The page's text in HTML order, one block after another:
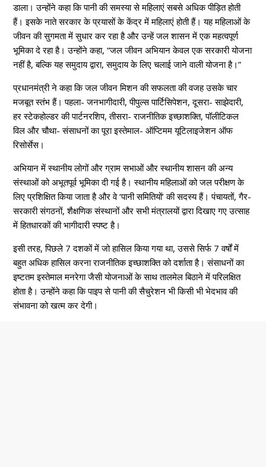
डाला। उन्होंने कहा कि पानी की समस्या से महिलाएं सबसे अधिक पीड़ित होती
हैं। इसके नाते सरकार के प्रयासों के केंद्र में महिलाएं होती हैं। यह महिलाओं के
जीवन की सुगमता में सुधार कर रहा है और उन्हें जल शासन में एक महत्वपूर्ण
भूमिका दे रहा है। उन्होंने कहा, “जल जीवन अभियान केवल एक सरकारी योजना
नहीं है, बल्कि यह समुदाय द्वारा, समुदाय के लिए चलाई जाने वाली योजना है।”
प्रधानमंत्री ने कहा कि जल जीवन मिशन की सफलता की वजह उसके चार
मजबूत स्तंभ हैं। पहला- जनभागीदारी, पीपुल्स पार्टिसिपेशन, दूसरा- साझेदारी,
हर स्टेकहोल्डर की पार्टनरशिप, तीसरा- राजनीतिक इच्छाशक्ति, पॉलीटिकल
विल और चौथा- संसाधनों का पूरा इस्तेमाल- ऑप्टिमम यूटिलाइजेशन ऑफ
रिसोर्सेस।
अभियान में स्थानीय लोगों और ग्राम सभाओं और स्थानीय शासन की अन्य
संस्थाओं को अभूतपूर्व भूमिका दी गई है। स्थानीय महिलाओं को जल परीक्षण के
लिए प्रशिक्षित किया जाता है और वे ‘पानी समितियों’ की सदस्य हैं। पंचायतों, गैर-
सरकारी संगठनों, शैक्षणिक संस्थानों और सभी मंत्रालयों द्वारा दिखाए गए उत्साह
में हितधारकों की भागीदारी स्पष्ट है।
इसी तरह, पिछले 7 दशकों में जो हासिल किया गया था, उससे सिर्फ 7 वर्षों में
बहुत अधिक हासिल करना राजनीतिक इच्छाशक्ति को दर्शाता है। संसाधनों का
इष्टतम इस्तेमाल मनरेगा जैसी योजनाओं के साथ तालमेल बिठाने में परिलक्षित
होता है। उन्होंने कहा कि पाइप से पानी की सैचुरेशन भी किसी भी भेदभाव की
संभावना को खत्म कर देगी।